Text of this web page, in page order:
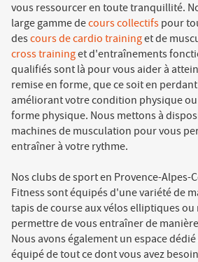
vous ressourcer en toute tranquillité.
large gamme decours collectifs pour
descours de cardio traininget de
cross traininget d'entraînements
qualifiés sont là pour vous aider à
remise en forme, que ce soit en
améliorant votre condition physique
forme physique. Nous mettons à
machines de musculation pour vous
entraîner à votre rythme.
Nos clubs de sport en Provence-Alpes-
Fitness sont équipés d'une variété de
tapis de course aux vélos elliptiques
permettre de vous entraîner de
Nous avons également un espace
équipé de tout ce dont vous avez